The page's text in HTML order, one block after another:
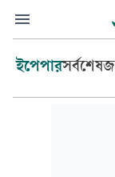
ইপেপারসর্বশেষ